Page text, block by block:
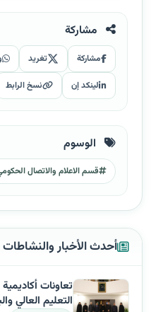
مشاركة
مشاركة تغريد
لينكد إن نسخ الرابط
الوسوم
قسم الاعلام والاتصال
أحدث الأخبار والنشاطات
تعاونات
التعليم العالي